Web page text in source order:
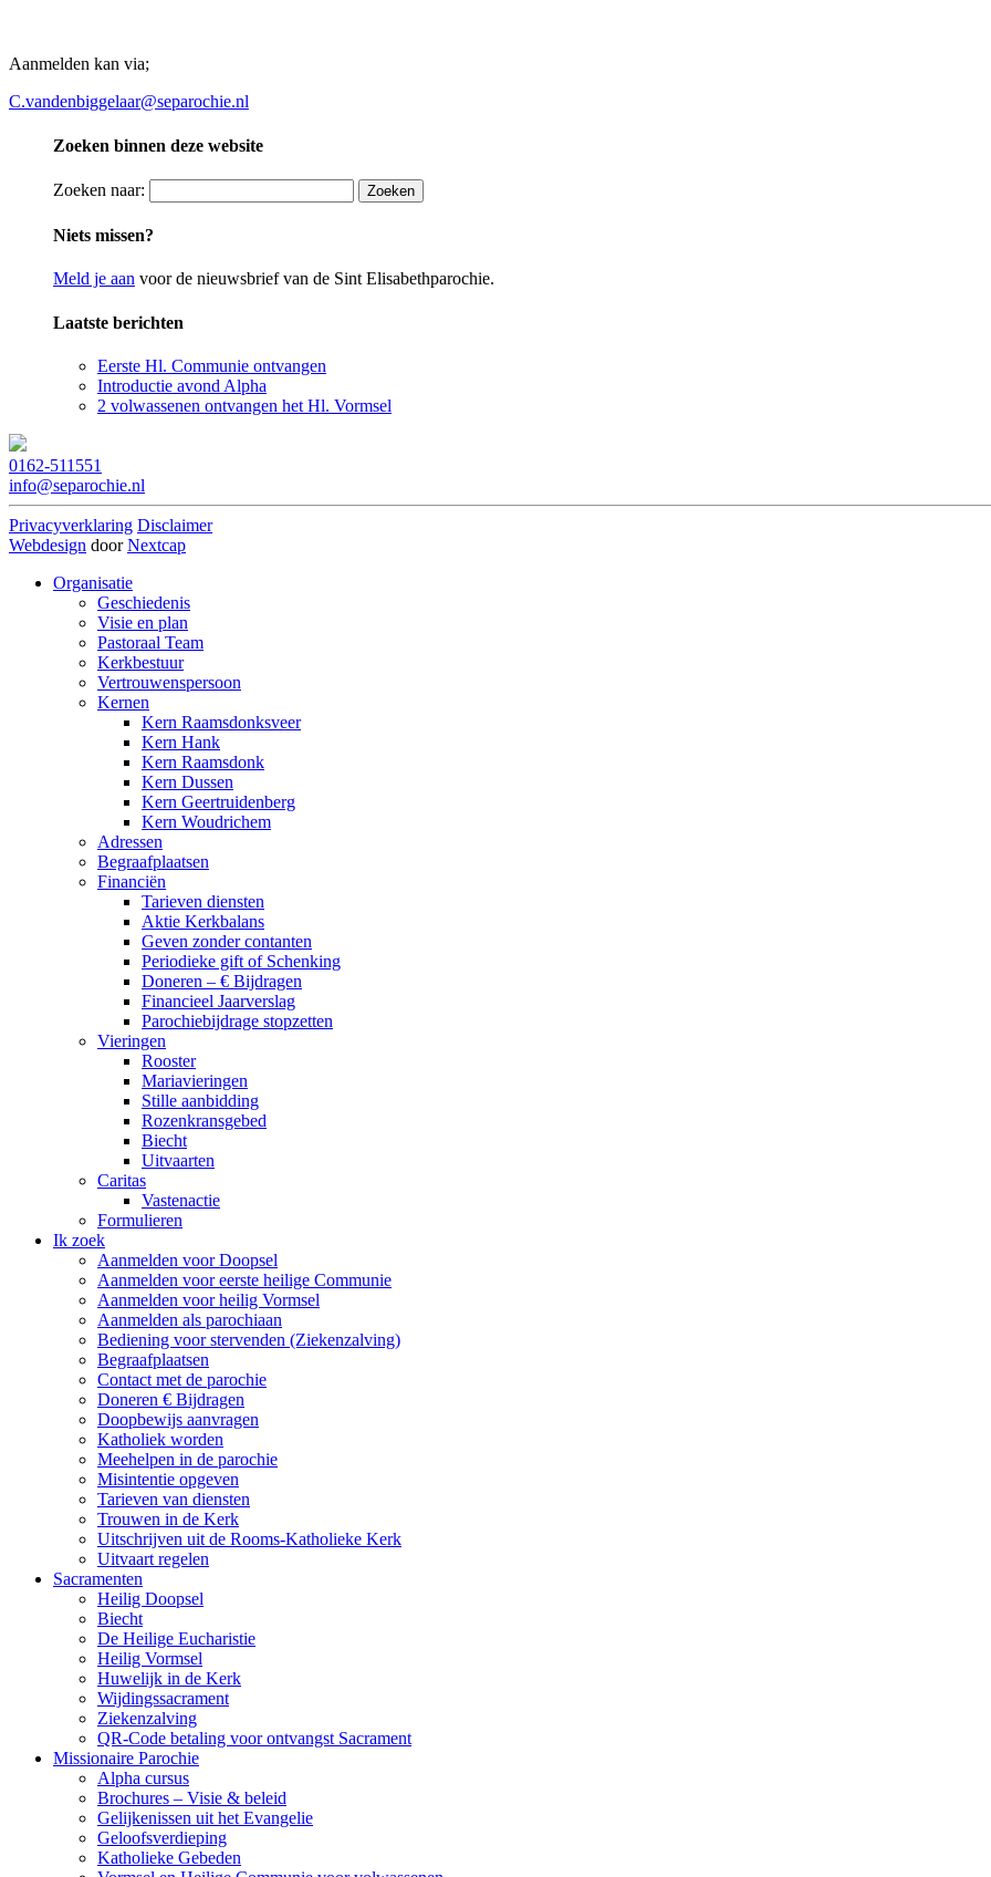
Aanmelden kan via;
C.vandenbiggelaar@separochie.nl
Zoeken binnen deze website
Zoeken naar:
Niets missen?
Meld je aan voor de nieuwsbrief van de Sint Elisabethparochie.
Laatste berichten
Eerste Hl. Communie ontvangen
Introductie avond Alpha
2 volwassenen ontvangen het Hl. Vormsel
0162-511551
info@separochie.nl
Privacyverklaring Disclaimer
Webdesign doorNextcap
Organisatie
Geschiedenis
Visie en plan
Pastoraal Team
Kerkbestuur
Vertrouwenspersoon
Kernen
Kern Raamsdonksveer
Kern Hank
Kern Raamsdonk
Kern Dussen
Kern Geertruidenberg
Kern Woudrichem
Adressen
Begraafplaatsen
Financiën
Tarieven diensten
Aktie Kerkbalans
Geven zonder contanten
Periodieke gift of Schenking
Doneren – € Bijdragen
Financieel Jaarverslag
Parochiebijdrage stopzetten
Vieringen
Rooster
Mariavieringen
Stille aanbidding
Rozenkransgebed
Biecht
Uitvaarten
Caritas
Vastenactie
Formulieren
Ik zoek
Aanmelden voor Doopsel
Aanmelden voor eerste heilige Communie
Aanmelden voor heilig Vormsel
Aanmelden als parochiaan
Bediening voor stervenden (Ziekenzalving)
Begraafplaatsen
Contact met de parochie
Doneren € Bijdragen
Doopbewijs aanvragen
Katholiek worden
Meehelpen in de parochie
Misintentie opgeven
Tarieven van diensten
Trouwen in de Kerk
Uitschrijven uit de Rooms-Katholieke Kerk
Uitvaart regelen
Sacramenten
Heilig Doopsel
Biecht
De Heilige Eucharistie
Heilig Vormsel
Huwelijk in de Kerk
Wijdingssacrament
Ziekenzalving
QR-Code betaling voor ontvangst Sacrament
Missionaire Parochie
Alpha cursus
Brochures – Visie & beleid
Gelijkenissen uit het Evangelie
Geloofsverdieping
Katholieke Gebeden